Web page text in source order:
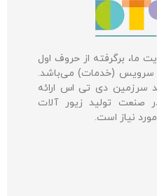
ما، برگرفته از حروف اول
و سرویس (خدمات) می‌باشد.
سرزمین دی تی اس ارائه
صنعت تولید زیور آلات
نیاز است.